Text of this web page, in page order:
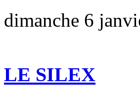
dimanche 6
LE SILEX